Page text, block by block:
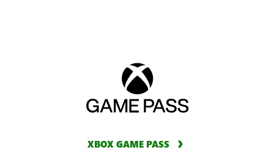
XBOX GAME PASS